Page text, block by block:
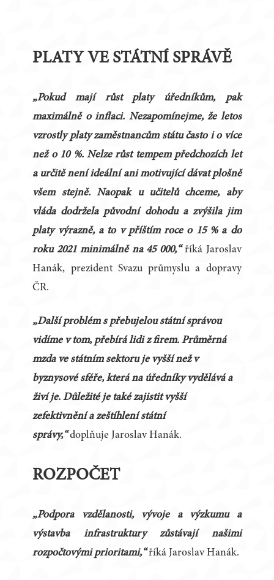
PLATY VE STÁTNÍ SPRÁVĚ
„Pokud mají růst platy úředníkům, pak
maximálně o inflaci. Nezapomínejme, že letos
vzrostly platy zaměstnancům státu často i o více
než o 10 %. Nelze růst tempem předchozích let
a určitě není ideální ani motivující dávat plošně
všem stejně. Naopak u učitelů chceme, aby
vláda dodržela původní dohodu a zvýšila jim
platy výrazně, a to v příštím roce o 15 % a do
roku 2021 minimálně na 45 000,“říká Jaroslav
Hanák, prezident Svazu průmyslu a dopravy
ČR.
„Další problém s přebujelou státní správou
vidíme v tom, přebírá lidi z firem. Průměrná
mzda ve státním sektoru je vyšší než v
byznysové sféře, která na úředníky vydělává a
živí je. Důležité je také zajistit vyšší
zefektivnění a zeštíhlení státní
správy,“doplňuje Jaroslav Hanák.
ROZPOČET
„Podpora vzdělanosti, vývoje a výzkumu a
výstavba infrastruktury zůstávají našimi
rozpočtovými prioritami,“říká Jaroslav Hanák.